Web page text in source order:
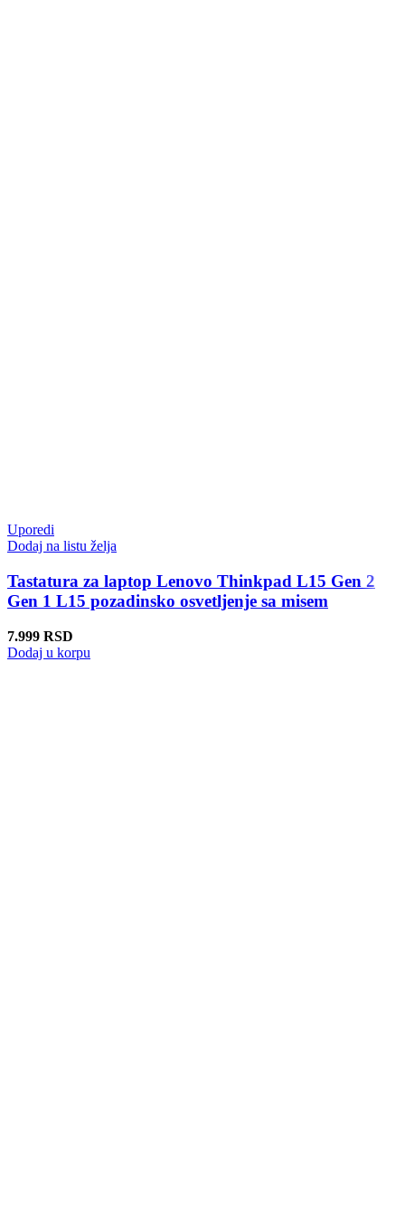
Uporedi
Dodaj na listu želja
Tastatura za laptop Lenovo Thinkpad L15 Gen 2
Gen 1 L15 pozadinsko osvetljenje sa misem
7.999 RSD
Dodaj u korpu